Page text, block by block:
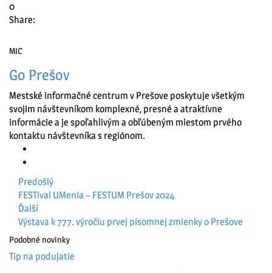
0
Share:
MIC
Go Prešov
Mestské informačné centrum v Prešove poskytuje všetkým
svojim návštevníkom komplexné, presné a atraktívne
informácie a je spoľahlivým a obľúbeným miestom prvého
kontaktu návštevníka s regiónom.
Predošlý
FESTival UMenia – FESTUM Prešov 2024
Ďalší
Výstava k 777. výročiu prvej písomnej zmienky o Prešove
Podobné novinky
Tip na podujatie